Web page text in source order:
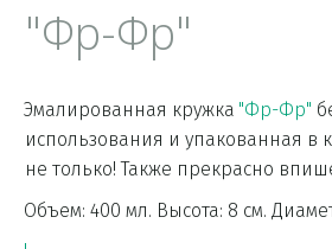
"Фр-Фр"
Эмалированная кружка "Фр-Фр"
использования и упакованная в
не только! Также прекрасно
Объем: 400 мл. Высота: 8 см.